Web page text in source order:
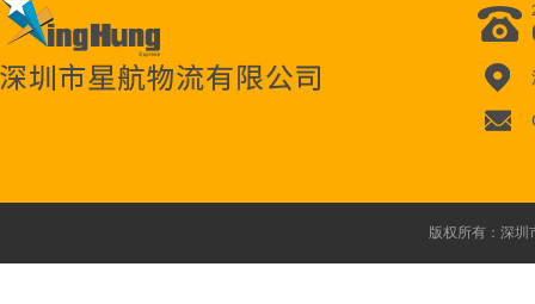
版权所有：深